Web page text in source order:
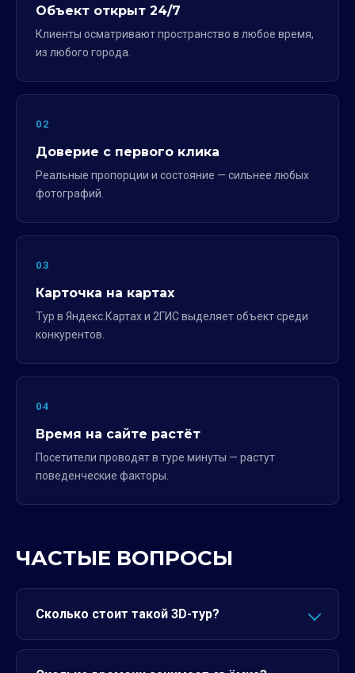
Объект открыт 24/7
Клиенты осматривают пространство в любое время,
из любого города.
02
Доверие с первого клика
Реальные пропорции и состояние — сильнее любых
фотографий.
03
Карточка на картах
Тур в Яндекс.Картах и 2ГИС выделяет объект среди
конкурентов.
04
Время на сайте растёт
Посетители проводят в туре минуты — растут
поведенческие факторы.
ЧАСТЫЕ ВОПРОСЫ
Сколько стоит такой 3D-тур?